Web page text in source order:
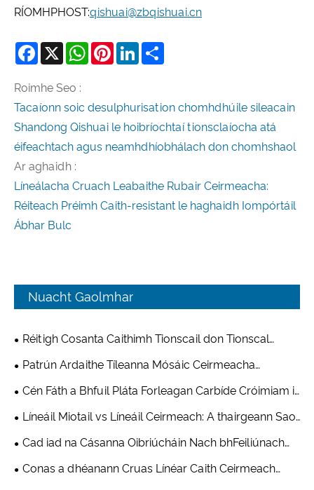
RÍOMHPHOST:qishuai@zbqishuai.cn
Facebook
X WhatsAppPinterestLinkedIn
Roimhe Seo :
Tacaíonn soic desulphurisation chomhdhúile sileacain
Shandong Qishuai le hoibríochtaí tionsclaíocha atá
éifeachtach agus neamhdhíobhálach don chomhshaol
Ar aghaidh :
Líneálacha Cruach Leabaithe Rubair Ceirmeacha:
Réiteach Préimh Caith-resistant le haghaidh Iompórtáil
Ábhar Bulc
Nuacht Gaolmhar
Réitigh Cosanta Caithimh Tionscail don Tionscal
Mianadóireachta & Stroighne
Patrún Ardaithe Tíleanna Mósáic Ceirmeacha
Alúmana - Réiteach Praiticiúil ar Chaitheamh Ó
Trealamh Frithsheasmhach in aghaidh Caithimh
Shandong Qishuai
Cén Fáth a Bhfuil Pláta Forleagan Carbíde Cróimiam i
bhfad Níos Frithsheasmhach in aghaidh Caitheamh ná
Líneáil Miotail vs Líneáil Ceirmeach: A thairgeann Saol
Seirbhíse Níos faide i dTimpeallacht Ard-Abrasion?
Cad iad na Cásanna Oibriúcháin Nach bhFeiliúnach
d'Úsáid Feadáin Ilchodacha Ceirmeacha atá
Conas a dhéanann Cruas Línéar Caith Ceirmeach